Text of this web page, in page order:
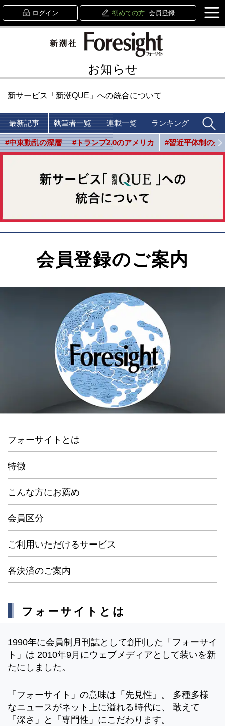
ログイン 初めての方 会員登録
お知らせ
新サービス「新潮QUE」への統合について
最新記事 執筆者一覧 連載一覧 ランキング
#中東動乱の深層 #トランプ2.0のアメリカ #習近平体制の光
会員登録のご案内
フォーサイトとは
特徴
こんな方にお薦め
会員区分
ご利用いただけるサービス
各決済のご案内
フォーサイトとは
1990年に会員制月刊誌として創刊した「フォーサイ
ト」は 2010年9月にウェブメディアとして装いを新
たにしました。
「フォーサイト」の意味は「先見性」。 多種多様
なニュースがネット上に溢れる時代に、 敢えて
「深さ」と「専門性」にこだわります。